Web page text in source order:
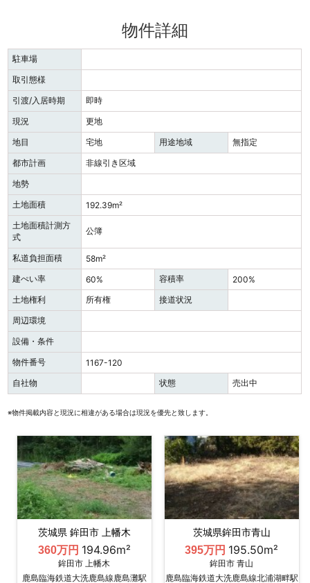
物件詳細
駐車場
取引態様
引渡/入居時期
即時
現況
更地
地目
宅地 用途地域
無指定
都市計画
非線引き区域
地勢
土地面積
192.39m²
土地面積計測方
式
公簿
私道負担面積
58m²
建ぺい率
60% 容積率
200%
土地権利
所有権
接道状況
周辺環境
設備・条件
物件番号
1167-120
自社物
状態 売出中
※物件掲載内容と現況に相違がある場合は現況を優先と致します。
茨城県 鉾田市 上幡木
360万円 194.96m²
鉾田市 上幡木
鹿島臨海鉄道大洗鹿島線鹿島灘駅
茨城県鉾田市青山
395万円 195.50m²
鉾田市 青山
鹿島臨海鉄道大洗鹿島線北浦湖畔駅